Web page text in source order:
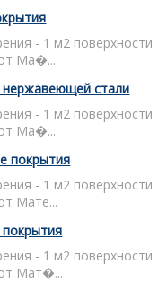
- 1 м2 поверхности
Ма�...
нержавеющей стали
- 1 м2 поверхности
Ма�...
покрытия
- 1 м2 поверхности
Мате...
- 1 м2 поверхности
Мат�...